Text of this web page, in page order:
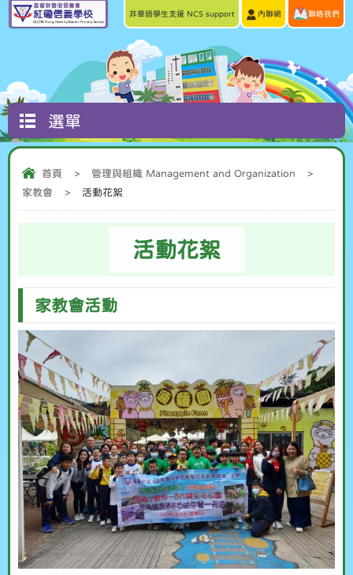
非華語學生支援 NCS support 內聯網 聯絡我們
選單
首頁 > 管理與組織 Management and Organization
>
家教會
> 活動花絮
活動花絮
家教會活動